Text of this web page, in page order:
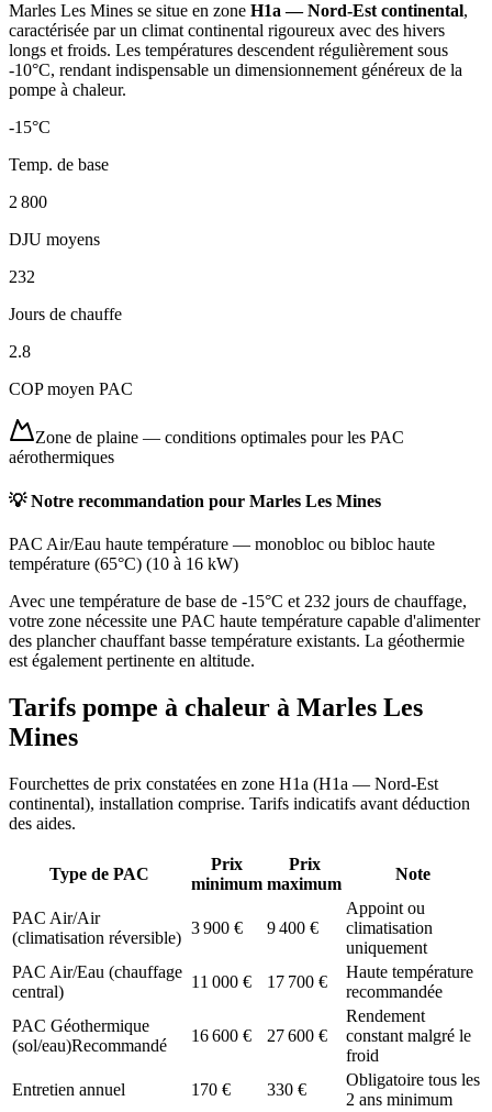
Marles Les Mines se situe en zone H1a — Nord-Est continental,
caractérisée par un climat continental rigoureux avec des hivers
longs et froids. Les températures descendent régulièrement sous
-10°C, rendant indispensable un dimensionnement généreux de la
pompe à chaleur.
-15°C
Temp. de base
2 800
DJU moyens
232
Jours de chauffe
2.8
COP moyen PAC
Zone de plaine — conditions optimales pour les PAC
aérothermiques
💡 Notre recommandation pour Marles Les Mines
PAC Air/Eau haute température — monobloc ou bibloc haute
température (65°C) (10 à 16 kW)
Avec une température de base de -15°C et 232 jours de chauffage,
votre zone nécessite une PAC haute température capable d'alimenter
des plancher chauffant basse température existants. La géothermie
est également pertinente en altitude.
Tarifs pompe à chaleur à Marles Les
Mines
Fourchettes de prix constatées en zone H1a (H1a — Nord-Est
continental), installation comprise. Tarifs indicatifs avant déduction
des aides.
Type de PAC
Prix
minimum
Prix
maximum
Note
PAC Air/Air
(climatisation réversible)
3 900 € 9 400 €
Appoint ou
climatisation
uniquement
PAC Air/Eau (chauffage
central)
11 000 € 17 700 €
Haute température
recommandée
PAC Géothermique
(sol/eau)Recommandé
16 600 € 27 600 €
Rendement
constant malgré le
froid
Entretien annuel
170 € 330 €
Obligatoire tous les
2 ans minimum